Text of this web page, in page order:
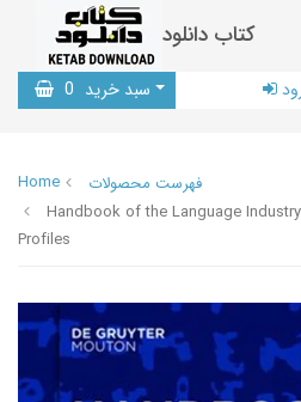
کتاب دانلود
سبد خرید 0
Home
فهرست محصولات
Handbook of the Language
Profiles